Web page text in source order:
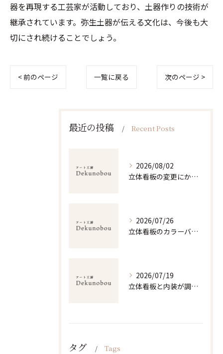
器を再現する工芸家が活動しており、土器作りの技術が
継承されています。弥生土器が伝える文化は、今後も大
切にされ続けることでしょう。
< 前のページ 一覧に戻る 次のページ >
最近の投稿 Recent Posts
2026/08/02
立体看板の変更にかかる費用内訳とデザイン選びで後悔しないための実践ガイド
2026/07/26
立体看板のカラーバリエーション選びと視認性・耐久性を両立する配色戦略ガイド
2026/07/19
立体看板と内装が調和する空間演出と素材・価格選びのポイント
タグ Tags